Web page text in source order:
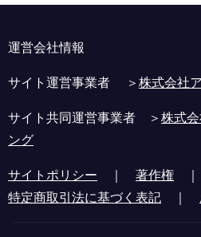
運営会社情報
サイト運営事業者 ＞株式会社
サイト共同運営事業者 ＞株式
ング
サイトポリシー ｜ 著作権
特定商取引法に基づく表記 ｜